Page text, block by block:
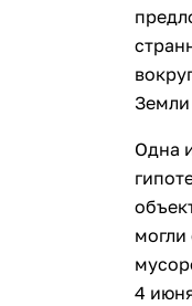
Одна
4